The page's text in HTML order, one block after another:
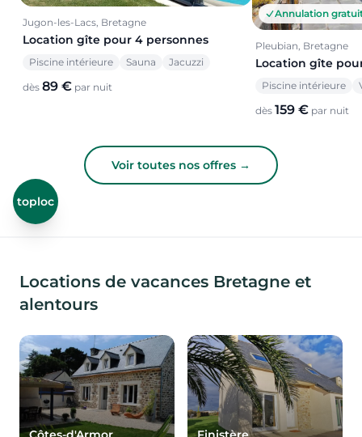
Jugon-les-Lacs, Bretagne
Location gîte pour 4 personnes
Piscine intérieure Sauna Jacuzzi
dès 89 € par nuit
Annulation
Pleubian, Bretagne
Location gîte
Piscine intérieure
dès 159 € par nuit
Voir toutes nos offres →
toploc
Locations de vacances Bretagne et
alentours